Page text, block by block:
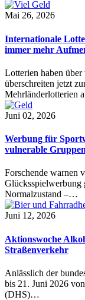
Mai 26, 2026
Internationale
immer mehr
Lotterien haben
überschreiten jetzt
Mehrländerlotterien
Juni 02, 2026
Werbung für
vulnerable Gruppen
Forschende warnen
Normalzustand –…
Juni 12, 2026
Aktionswoche
Straßenverkehr
Anlässlich der
bis 21. Juni 2026
(DHS)…